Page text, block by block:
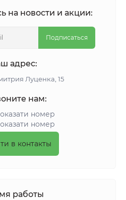
на новости и акции:
Подписаться
адрес:
Луценка, 15
нам:
номер
номер
в контакты
работы